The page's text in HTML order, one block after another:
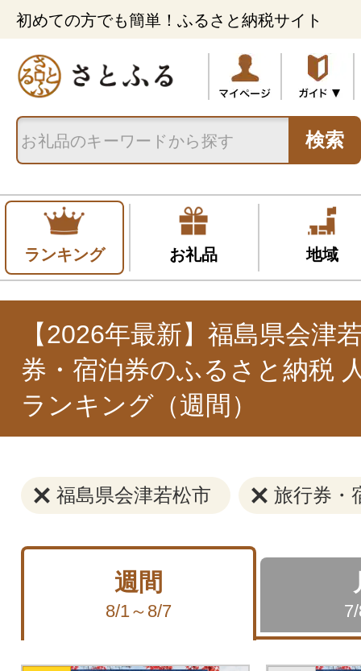
初めての方でも簡単！ふるさと納税サイト
検索
ランキング お礼品 地域
【2026年最新】福島県会津
券・宿泊券のふるさと納税
ランキング（週間）
福島県会津若松市 旅行券・
週間
8/1～8/7